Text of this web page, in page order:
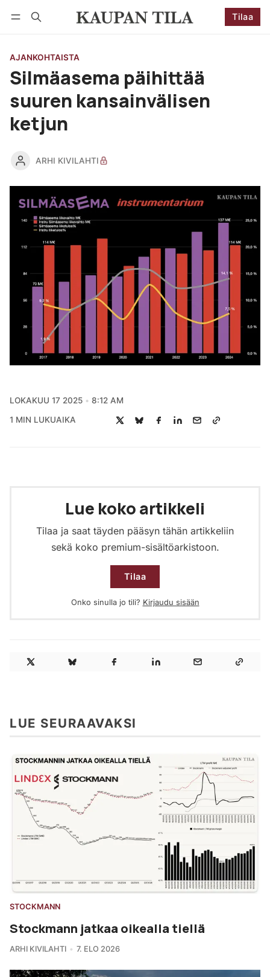
Tilaa
AJANKOHTAISTA
Silmäasema päihittää
suuren kansainvälisen
ketjun
ARHI KIVILAHTI
LOKAKUU 17 2025 8:12 AM
1 MIN LUKUAIKA
Lue koko artikkeli
Tilaa ja saat täyden pääsyn tähän artikkeliin
sekä koko premium-sisältöarkistoon.
Tilaa
Onko sinulla jo tili? Kirjaudu sisään
LUE SEURAAVAKSI
STOCKMANN
Stockmann jatkaa oikealla tiellä
ARHI KIVILAHTI 7. ELO 2026